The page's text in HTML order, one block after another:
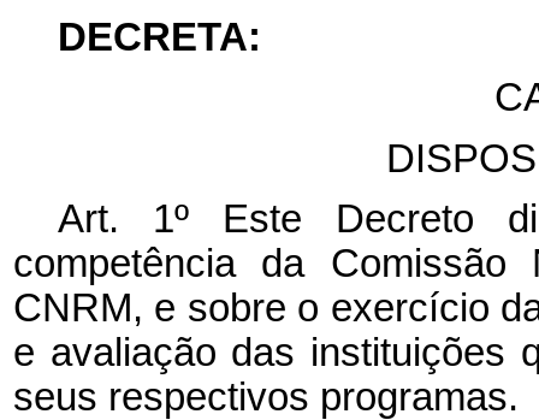
DECRETA:
Art. 1º Este Decreto
competência da
CNRM, e sobre o exercício
e avaliação das instituições
seus respectivos programas.